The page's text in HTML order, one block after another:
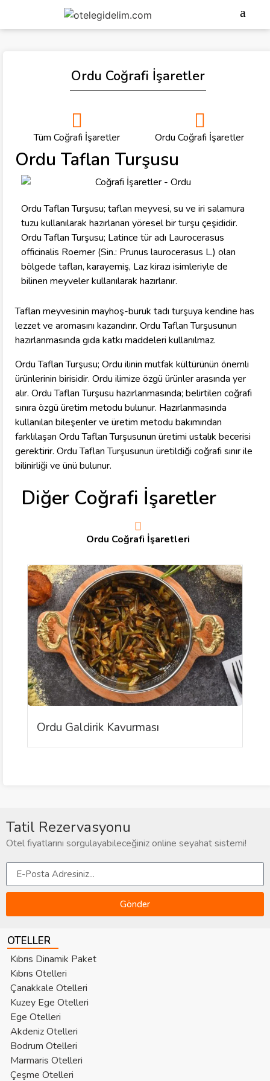
Ordu Coğrafi İşaretler
Tüm Coğrafi İşaretler Ordu Coğrafi İşaretler
Ordu Taflan Turşusu
Ordu Taflan Turşusu; taflan meyvesi, su ve iri salamura
tuzu kullanılarak hazırlanan yöresel bir turşu çeşididir.
Ordu Taflan Turşusu; Latince tür adı Laurocerasus
officinalis Roemer (Sin.: Prunus laurocerasus L.) olan
bölgede taflan, karayemiş, Laz kirazı isimleriyle de
bilinen meyveler kullanılarak hazırlanır.
Taflan meyvesinin mayhoş-buruk tadı turşuya kendine has
lezzet ve aromasını kazandırır. Ordu Taflan Turşusunun
hazırlanmasında gıda katkı maddeleri kullanılmaz.
Ordu Taflan Turşusu; Ordu ilinin mutfak kültürünün önemli
ürünlerinin birisidir. Ordu ilimize özgü ürünler arasında yer
alır. Ordu Taflan Turşusu hazırlanmasında; belirtilen coğrafi
sınıra özgü üretim metodu bulunur. Hazırlanmasında
kullanılan bileşenler ve üretim metodu bakımından
farklılaşan Ordu Taflan Turşusunun üretimi ustalık becerisi
gerektirir. Ordu Taflan Turşusunun üretildiği coğrafi sınır ile
bilinirliği ve ünü bulunur.
Diğer Coğrafi İşaretler
Ordu Coğrafi İşaretleri
Ordu Galdirik Kavurması
Tatil Rezervasyonu
Otel fiyatlarını sorgulayabileceğiniz online seyahat sistemi!
Gönder
OTELLER
Kıbrıs Dinamik Paket
Kıbrıs Otelleri
Çanakkale Otelleri
Kuzey Ege Otelleri
Ege Otelleri
Akdeniz Otelleri
Bodrum Otelleri
Marmaris Otelleri
Çeşme Otelleri